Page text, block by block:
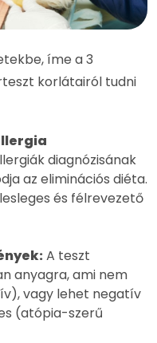
íme a 3
korlátairól tudni
diagnózisának
az eliminációs diéta.
és félrevezető
A teszt
anyagra, ami nem
vagy lehet negatív
(atópia-szerű